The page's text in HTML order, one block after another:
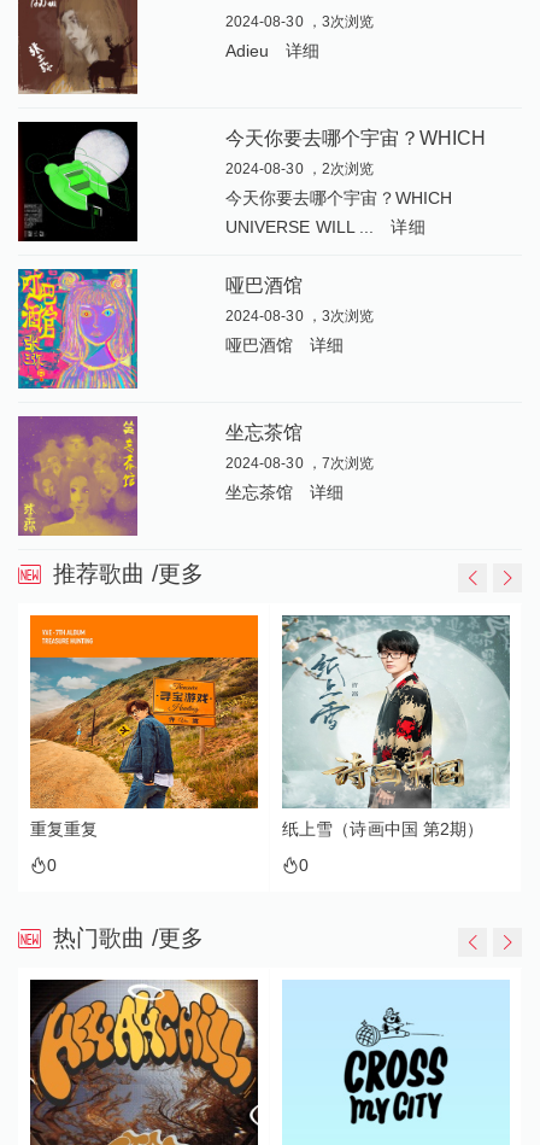
2024-08-30 ，3次浏览
Adieu 详细
2024-08-30 ，2次浏览
今天你要去哪个宇宙？WHICH
UNIVERSE WILL ...
详细
哑巴酒馆
2024-08-30 ，3次浏览
哑巴酒馆 详细
坐忘茶馆
2024-08-30 ，7次浏览
坐忘茶馆 详细
推荐歌曲 /更多
重复重复
0
纸上雪（诗画中国 第2期）
0
热门歌曲 /更多